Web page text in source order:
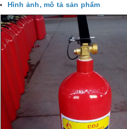
Hình ảnh, mô tả sản phẩm